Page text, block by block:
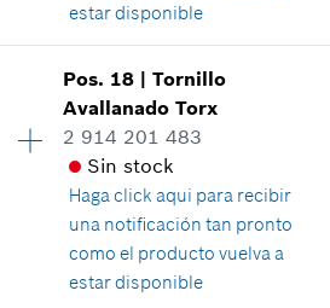
2,34 €*
*Recomendación de precio del
vinculante, incluido IVA
Agregar a cesta
estar disponible
Grupo de precios:
Información sobre recambios
Relación de aplicaciones de
Mostrar en figura
Pos. 18 |Tornillo
Avallanado Torx
2 914 201 483
Sin stock
Haga click aqui para recibir
una notificación tan pronto
como el producto vuelva a
estar disponible